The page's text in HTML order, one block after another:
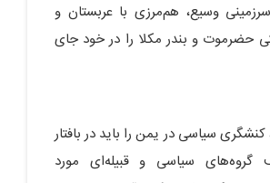
وسیع، هم‌مرزی با عربستان و
حضرموت و بندر مکلا را در خود جای
سیاسی در یمن را باید در بافتار
گروه‌های سیاسی و قبیله‌ای مورد